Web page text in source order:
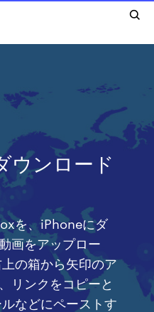
ウンロード
を、iPhoneにダ
画をアップロー
の箱から矢印のア
リンクをコピーと
などにペーストす